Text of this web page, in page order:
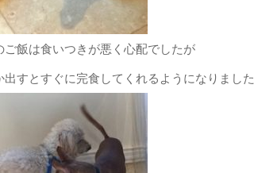
ご飯は食いつきが悪く心配でしたが
出すとすぐに完食してくれるようになりました